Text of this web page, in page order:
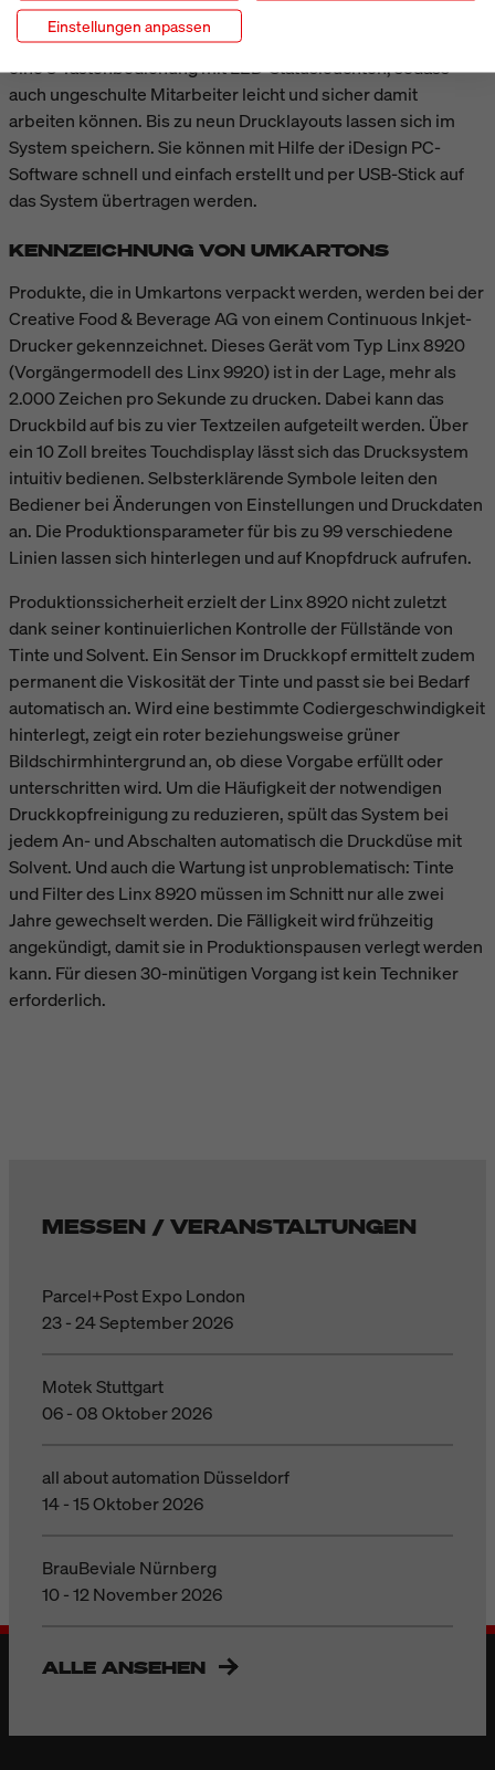
Die Bedienung des Markoprint X1JET erfolgt intuitiv über
eine 3-Tastenbedienung mit LED-Statusleuchten, sodass
auch ungeschulte Mitarbeiter leicht und sicher damit
arbeiten können. Bis zu neun Drucklayouts lassen sich im
System speichern. Sie können mit Hilfe der iDesign PC-
Software schnell und einfach erstellt und per USB-Stick auf
das System übertragen werden.
KENNZEICHNUNG VON UMKARTONS
Produkte, die in Umkartons verpackt werden, werden bei der
Creative Food & Beverage AG von einem Continuous Inkjet-
Drucker gekennzeichnet. Dieses Gerät vom Typ Linx 8920
(Vorgängermodell des Linx 9920) ist in der Lage, mehr als
2.000 Zeichen pro Sekunde zu drucken. Dabei kann das
Druckbild auf bis zu vier Textzeilen aufgeteilt werden. Über
ein 10 Zoll breites Touchdisplay lässt sich das Drucksystem
intuitiv bedienen. Selbsterklärende Symbole leiten den
Bediener bei Änderungen von Einstellungen und Druckdaten
an. Die Produktionsparameter für bis zu 99 verschiedene
Linien lassen sich hinterlegen und auf Knopfdruck aufrufen.
Produktionssicherheit erzielt der Linx 8920 nicht zuletzt
dank seiner kontinuierlichen Kontrolle der Füllstände von
Tinte und Solvent. Ein Sensor im Druckkopf ermittelt zudem
permanent die Viskosität der Tinte und passt sie bei Bedarf
automatisch an. Wird eine bestimmte Codiergeschwindigkeit
hinterlegt, zeigt ein roter beziehungsweise grüner
Bildschirmhintergrund an, ob diese Vorgabe erfüllt oder
unterschritten wird. Um die Häufigkeit der notwendigen
Druckkopfreinigung zu reduzieren, spült das System bei
jedem An- und Abschalten automatisch die Druckdüse mit
Solvent. Und auch die Wartung ist unproblematisch: Tinte
und Filter des Linx 8920 müssen im Schnitt nur alle zwei
Jahre gewechselt werden. Die Fälligkeit wird frühzeitig
angekündigt, damit sie in Produktionspausen verlegt werden
kann. Für diesen 30-minütigen Vorgang ist kein Techniker
erforderlich.
MESSEN / VERANSTALTUNGEN
Parcel+Post Expo London
23 - 24 September 2026
Motek Stuttgart
06 - 08 Oktober 2026
all about automation Düsseldorf
14 - 15 Oktober 2026
BrauBeviale Nürnberg
10 - 12 November 2026
ALLE ANSEHEN
Einstellungen anpassen